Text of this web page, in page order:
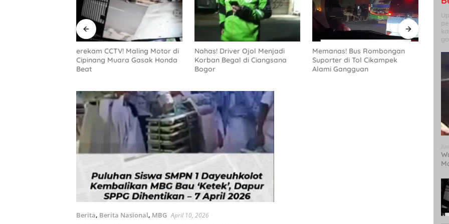
erekam CCTV! Maling Motor di
Cipinang Muara Gasak Honda
Beat
Nahas! Driver Ojol Menjadi
Korban Begal di Ciangsana
Bogor
Memanas! Bus Rombongan
Suporter di Tol Cikampek
Alami Gangguan
di
Berita, Berita Nasional, MBG April 10, 2026